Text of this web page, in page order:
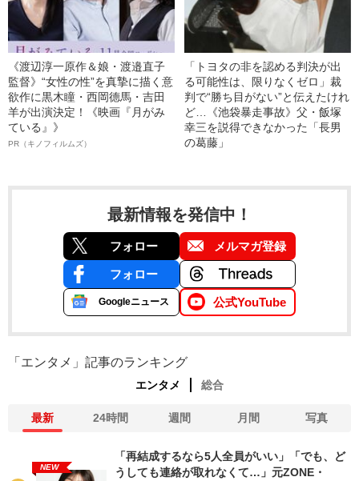
《渡辺淳一原作＆娘・渡邉直子
監督》“女性の性”を真摯に描く意
欲作に黒木瞳・西岡德馬・吉田
羊が出演決定！《映画『月がみ
ている』》
PR（キノフィルムズ）
「トヨタの非を認める判決が出
る可能性は、限りなくゼロ」裁
判で“勝ち目がない”と伝えたけれ
ど…《池袋暴走事故》父・飯塚
幸三を説得できなかった「長男
の葛藤」
最新情報を発信中！
フォロー メルマガ登録
フォロー
Googleニュース 公式YouTube
「エンタメ」記事のランキング
エンタメ 総合
最新 24時間 週間 月間 写真
NEW
「再結成するなら5人全員がいい」「でも、ど
うしても連絡が取れなくて…」元ZONE・